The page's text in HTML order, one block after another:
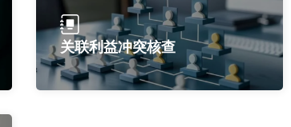
关联利益冲突核查